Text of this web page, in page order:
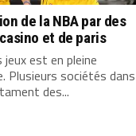
de la NBA par des
et de paris
jeux est en pleine
Plusieurs sociétés dans
des...